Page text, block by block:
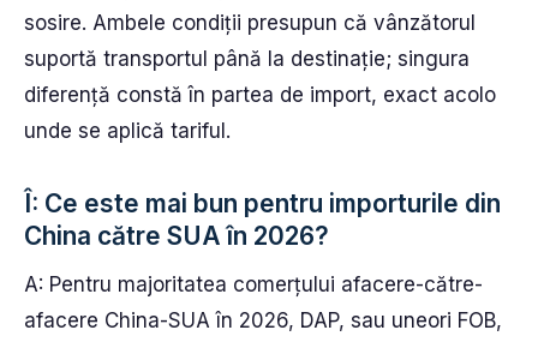
sosire. Ambele condiții presupun că vânzătorul
suportă transportul până la destinație; singura
diferență constă în partea de import, exact acolo
unde se aplică tariful.
Î: Ce este mai bun pentru importurile din
China către SUA în 2026?
A: Pentru majoritatea comerțului afacere-către-
afacere China-SUA în 2026, DAP, sau uneori FOB,